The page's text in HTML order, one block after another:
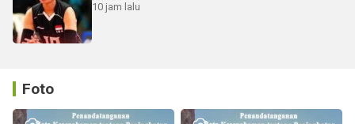
10 jam lalu
Foto